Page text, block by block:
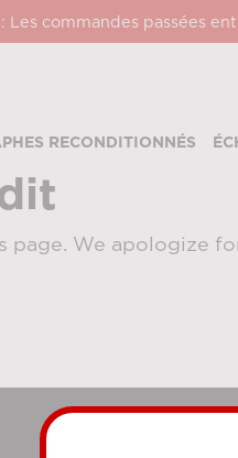
Les commandes passées
RECONDITIONNÉS
page. We apologize